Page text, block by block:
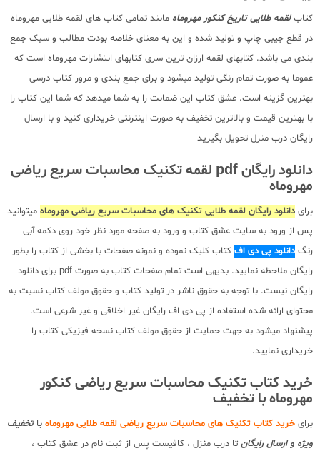
کتابلقمه طلایی تاریخ کنکور مهروماه مانند تمامی کتاب های لقمه طلایی مهروماه
در قطع جیبی چاپ و تولید شده و این به معنای خلاصه بودت مطالب و سبک جمع
بندی می باشد. کتابهای لقمه ارزان ترین سری کتابهای انتشارات مهروماه است که
عموما به صورت تمام رنگی تولید میشود و برای جمع بندی و مرور کتاب درسی
بهترین گزینه است. عشق کتاب این ضمانت را به شما میدهد که شما این کتاب را
با بهترین قیمت و بالاترین تخفیف به صورت اینترنتی خریداری کنید و با ارسال
رایگان درب منزل تحویل بگیرید
دانلود رایگان pdf لقمه تکنیک محاسبات سریع ریاضی
مهروماه
برای دانلود رایگان لقمه طلایی تکنیک های محاسبات سریع ریاضی مهروماه میتوانید
پس از ورود به سایت عشق کتاب و ورود به صفحه مورد نظر خود روی دکمه آبی
رنگ دانلود پی دی اف کتاب کلیک نموده و نمونه صفحات با بخشی از کتاب را بطور
رایگان ملاحظه نمایید. بدیهی است تمام صفحات کتاب به صورت pdf برای دانلود
رایگان نیست. با توجه به حقوق ناشر در تولید کتاب و حقوق مولف کتاب نسبت به
محتوای ارائه شده استفاده از پی دی اف رایگان غیر اخلاقی و غیر شرعی است.
پیشنهاد میشود به جهت حمایت از حقوق مولف کتاب نسخه فیزیکی کتاب را
خریداری نمایید.
خرید کتاب تکنیک محاسبات سریع ریاضی کنکور
مهروماه با تخفیف
برای خرید کتاب تکنیک های محاسبات سریع ریاضی لقمه طلایی مهروماه باتخفیف
ویژه و ارسال رایگان تا درب منزل ، کافیست پس از ثبت نام در عشق کتاب ،